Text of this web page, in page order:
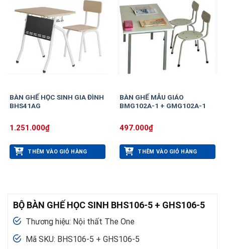
BÀN GHẾ HỌC SINH GIA ĐÌNH
BHS41AG
1.251.000₫
THÊM VÀO GIỎ HÀNG
BÀN GHẾ MẪU GIÁO
BMG102A-1 + GMG102A-1
497.000₫
THÊM VÀO GIỎ HÀNG
BỘ BÀN GHẾ HỌC SINH BHS106-5 + GHS106-5
Thương hiệu: Nội thất The One
Mã SKU: BHS106-5 + GHS106-5